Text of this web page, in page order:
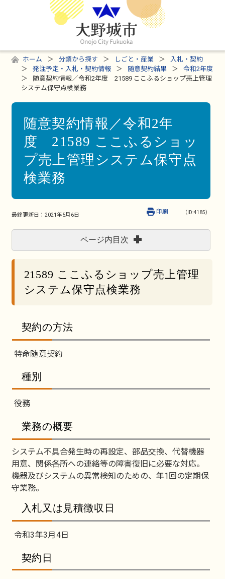
ホーム 分類から探す しごと・産業
入札・契約
発注予定・入札・契約情報
随意契約結果
令和2年度
随意契約情報／令和2年度 21589 ここふるショップ売上管理
システム保守点検業務
随意契約情報／令和2年
度 21589 ここふるショッ
プ売上管理システム保守点
検業務
最終更新日： 2021年5月6日 （ID:4185）
印刷
ページ内目次
21589 ここふるショップ売上管理
システム保守点検業務
契約の方法
特命随意契約
種別
役務
業務の概要
システム不具合発生時の再設定、部品交換、代替機器
用意、関係各所への連絡等の障害復旧に必要な対応。
機器及びシステムの異常検知のための、年1回の定期保
守業務。
入札又は見積徴収日
令和3年3月4日
契約日